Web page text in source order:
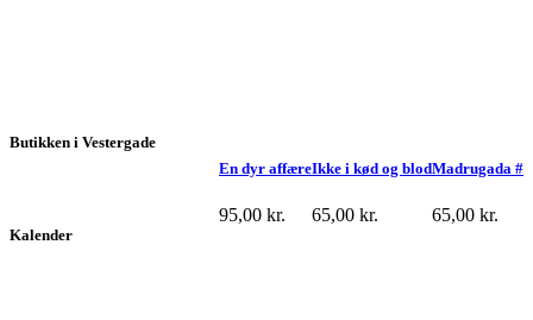
Madrugada #
65,00 kr.
Ikke i kød og blod
65,00 kr.
En dyr affære
95,00 kr.
Butikken i Vestergade
Kalender